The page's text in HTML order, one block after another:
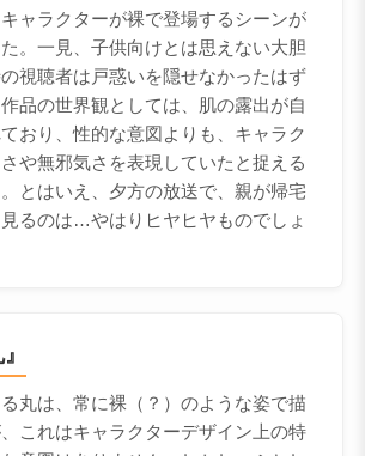
ャラクターが裸で登場するシーンが
。一見、子供向けとは思えない大胆
視聴者は戸惑いを隠せなかったはず
品の世界観としては、肌の露出が自
おり、性的な意図よりも、キャラク
や無邪気さを表現していたと捉える
とはいえ、夕方の放送で、親が帰宅
るのは…やはりヒヤヒヤものでしょ
丸は、常に裸（？）のような姿で描
これはキャラクターデザイン上の特